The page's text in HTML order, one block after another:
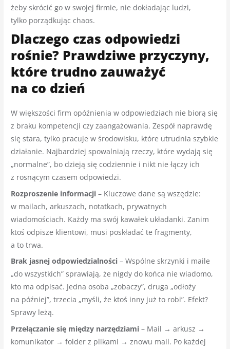
żeby skrócić go w swojej firmie, nie dokładając ludzi,
tylko porządkując chaos.
Dlaczego czas odpowiedzi
rośnie? Prawdziwe przyczyny,
które trudno zauważyć
na co dzień
W większości firm opóźnienia w odpowiedziach nie biorą się
z braku kompetencji czy zaangażowania. Zespół naprawdę
się stara, tylko pracuje w środowisku, które utrudnia szybkie
działanie. Najbardziej spowalniają rzeczy, które wydają się
„normalne”, bo dzieją się codziennie i nikt nie łączy ich
z rosnącym czasem odpowiedzi.
Rozproszenie informacji – Kluczowe dane są wszędzie:
w mailach, arkuszach, notatkach, prywatnych
wiadomościach. Każdy ma swój kawałek układanki. Zanim
ktoś odpisze klientowi, musi poskładać te fragmenty,
a to trwa.
Brak jasnej odpowiedzialności – Wspólne skrzynki i maile
„do wszystkich” sprawiają, że nigdy do końca nie wiadomo,
kto ma odpisać. Jedna osoba „zobaczy”, druga „odłoży
na później”, trzecia „myśli, że ktoś inny już to robi”. Efekt?
Sprawy leżą.
Przełączanie się między narzędziami – Mail → arkusz →
komunikator → folder z plikami → znowu mail. Po każdej